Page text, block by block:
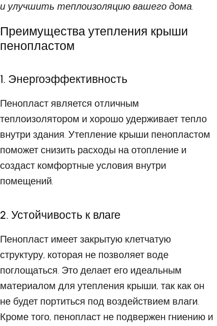
и улучшить теплоизоляцию вашего дома.
Преимущества утепления крыши
пенопластом
1. Энергоэффективность
Пенопласт является отличным
теплоизолятором и хорошо удерживает тепло
внутри здания. Утепление крыши пенопластом
поможет снизить расходы на отопление и
создаст комфортные условия внутри
помещений.
2. Устойчивость к влаге
Пенопласт имеет закрытую клетчатую
структуру, которая не позволяет воде
поглощаться. Это делает его идеальным
материалом для утепления крыши, так как он
не будет портиться под воздействием влаги.
Кроме того, пенопласт не подвержен гниению и